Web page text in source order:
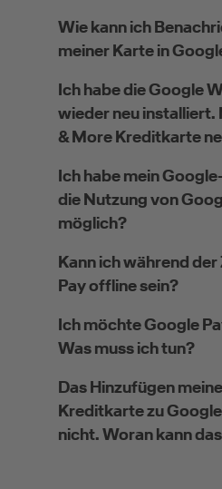
Wie kann ich
meiner Karte in
Ich habe die Google
wieder neu installiert.
& More Kreditkarte
Ich habe mein
die Nutzung von
möglich?
Kann ich während
Pay offline sein?
Ich möchte Google
Was muss ich tun?
Das Hinzufügen
Kreditkarte zu
nicht. Woran kann